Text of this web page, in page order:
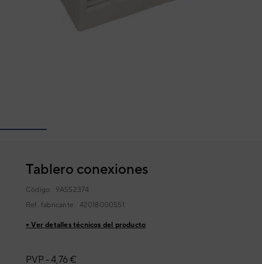
Tablero conexiones
Código: 9ASS2374
Ref. fabricante: 42018000551
+ Ver detalles técnicos del producto
PVP -4,76 €